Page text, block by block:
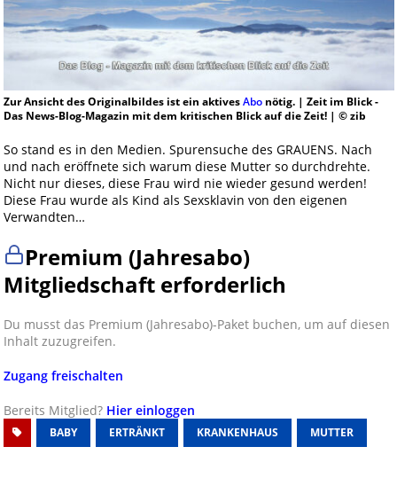
Zur Ansicht des Originalbildes ist ein aktivesAbonötig. | Zeit im Blick -
Das News-Blog-Magazin mit dem kritischen Blick auf die Zeit! | © zib
So stand es in den Medien. Spurensuche des GRAUENS. Nach
und nach eröffnete sich warum diese Mutter so durchdrehte.
Nicht nur dieses, diese Frau wird nie wieder gesund werden!
Diese Frau wurde als Kind als Sexsklavin von den eigenen
Verwandten…
Premium (Jahresabo)
Mitgliedschaft erforderlich
Du musst das Premium (Jahresabo)-Paket buchen, um auf diesen
Inhalt zuzugreifen.
Zugang freischalten
Bereits Mitglied? Hier einloggen
BABY ERTRÄNKT KRANKENHAUS MUTTER